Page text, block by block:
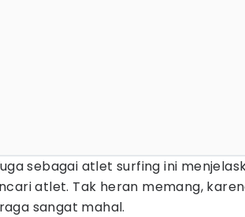
sebagai atlet surfing ini
atlet. Tak heran memang,
sangat mahal.